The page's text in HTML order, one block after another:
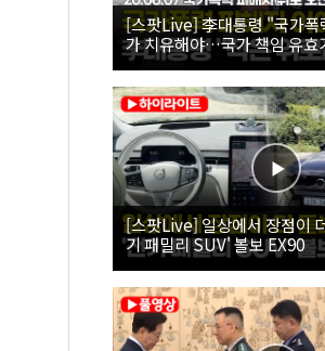
[스팟Live] 李대통령 "국가폭
가 치유해야…국가 책임 유효
26.08.07 국가폭력 피해자 위
[스팟Live] 일상에서 장점이
기 패밀리 SUV' 볼보 EX90